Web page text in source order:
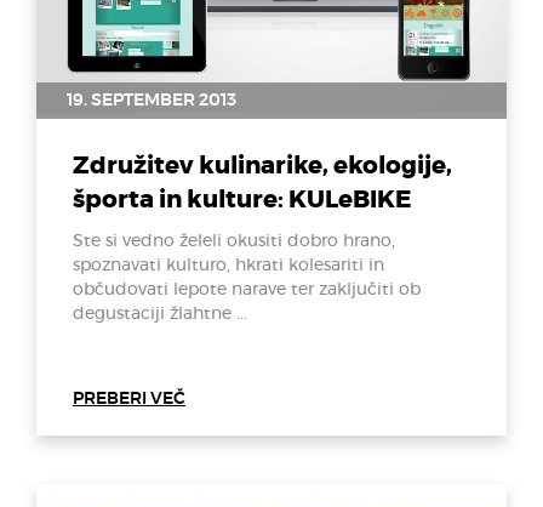
19. SEPTEMBER 2013
Združitev kulinarike, ekologije,
športa in kulture: KULeBIKE
Ste si vedno želeli okusiti dobro hrano,
spoznavati kulturo, hkrati kolesariti in
občudovati lepote narave ter zaključiti ob
degustaciji žlahtne ...
PREBERI VEČ